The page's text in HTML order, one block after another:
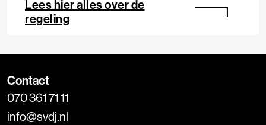
Lees hier alles over de
regeling
Contact
070 361 71 11
info@svdj.nl